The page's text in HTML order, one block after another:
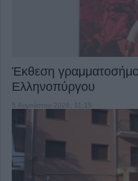
Έκθεση
Ελληνοπύργου
5 Αυγούστου 2026, 11:15